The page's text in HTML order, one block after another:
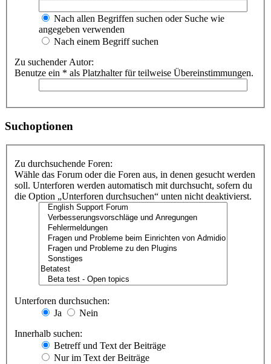
Nach allen Begriffen suchen oder Suche wie
angegeben verwenden
Nach einem Begriff suchen
Zu suchender Autor:
Benutze ein * als Platzhalter für teilweise Übereinstimmungen.
Suchoptionen
Zu durchsuchende Foren:
Wähle das Forum oder die Foren aus, in denen gesucht werden
soll. Unterforen werden automatisch mit durchsucht, sofern du
die Option „Unterforen durchsuchen“ unten nicht deaktivierst.
Unterforen durchsuchen:
Ja
Nein
Innerhalb suchen:
Betreff und Text der Beiträge
Nur im Text der Beiträge